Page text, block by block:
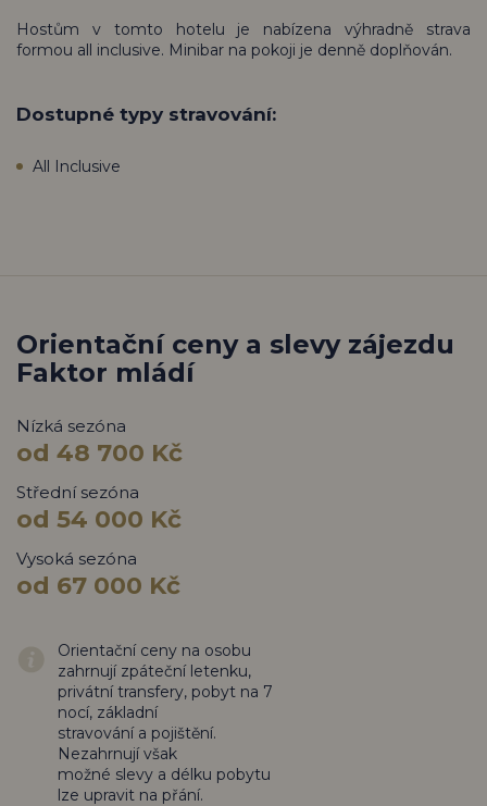
Hostům v tomto hotelu je nabízena výhradně strava
formou all inclusive. Minibar na pokoji je denně doplňován.
Dostupné typy stravování:
All Inclusive
Orientační ceny a slevy zájezdu
Faktor mládí
Nízká sezóna
od 48 700 Kč
Střední sezóna
od 54 000 Kč
Vysoká sezóna
od 67 000 Kč
Orientační ceny na osobu
zahrnují zpáteční letenku,
privátní transfery, pobyt na 7
nocí, základní
stravování a pojištění.
Nezahrnují však
možné slevy a délku pobytu
lze upravit na přání.